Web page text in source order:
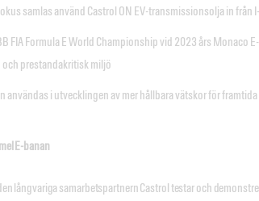
samlas använd Castrol ON EV-transmissionsolja in
FIA Formula E World Championship vid 2023 års
prestandakritisk miljö
användas i utvecklingen av mer hållbara vätskor för
E-banan
långvariga samarbetspartnern Castrol testar och